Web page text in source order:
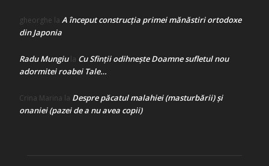
gheorghe la A început construcţia primei mănăstiri ortodoxe
din Japonia
Radu Mungiula Cu Sfinții odihnește Doamne sufletul nou
adormitei roabei Tale…
Crina Marina la Despre păcatul malahiei (masturbării) şi
onaniei (pazei de a nu avea copii)